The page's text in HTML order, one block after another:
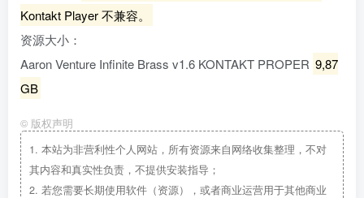
Kontakt Player 不兼容。
资源大小：
Aaron Venture Infinite Brass v1.6 KONTAKT PROPER 9,87
GB
© 版权声明
1. 本站为非营利性个人网站，所有资源来自网络收集整理，不对
其内容和真实性负责，不提供安装指导；
2. 若您需要长期使用软件（资源），或者商业运营用于其他商业